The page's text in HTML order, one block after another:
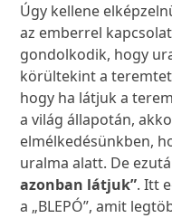
Úgy kellene
az emberrel
gondolkodik, hogy
körültekint a
hogy ha látjuk a
a világ állapotán,
elmélkedésünkben,
uralma alatt. De
azonban látjuk”. Itt
a „BLEPÓ”, amit